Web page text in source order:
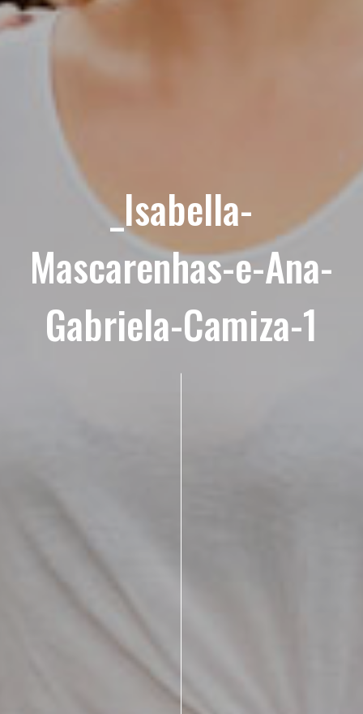
_Isabella-
Mascarenhas-e-Ana-
Gabriela-Camiza-1